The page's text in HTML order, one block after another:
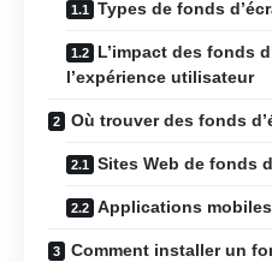
Types de fonds
L’impact des fonds
l’expérience utilisateur
Où trouver des fonds
Sites Web de fonds
Applications
Comment installer un